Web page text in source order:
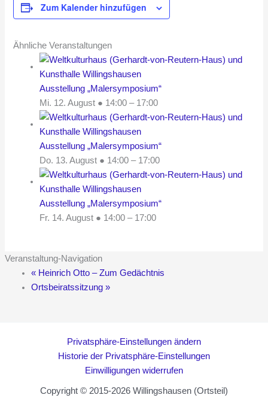
Zum Kalender hinzufügen
Ähnliche Veranstaltungen
Ausstellung „Malersymposium“
Mi. 12. August ● 14:00 – 17:00
Ausstellung „Malersymposium“
Do. 13. August ● 14:00 – 17:00
Ausstellung „Malersymposium“
Fr. 14. August ● 14:00 – 17:00
Veranstaltung-Navigation
«Heinrich Otto – Zum Gedächtnis
Ortsbeiratssitzung »
Privatsphäre-Einstellungen ändern
Historie der Privatsphäre-Einstellungen
Einwilligungen widerrufen
Copyright © 2015-2026 Willingshausen (Ortsteil)